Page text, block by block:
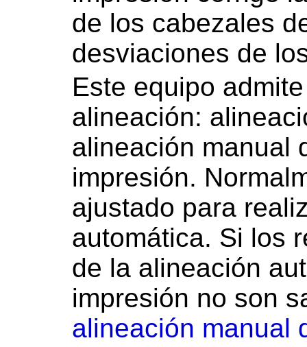
de los cabezales
desviaciones de
Este equipo
alineación:
alineación manual
impresión.
ajustado para
automática. Si los
de la alineación
impresión no son
alineación manual